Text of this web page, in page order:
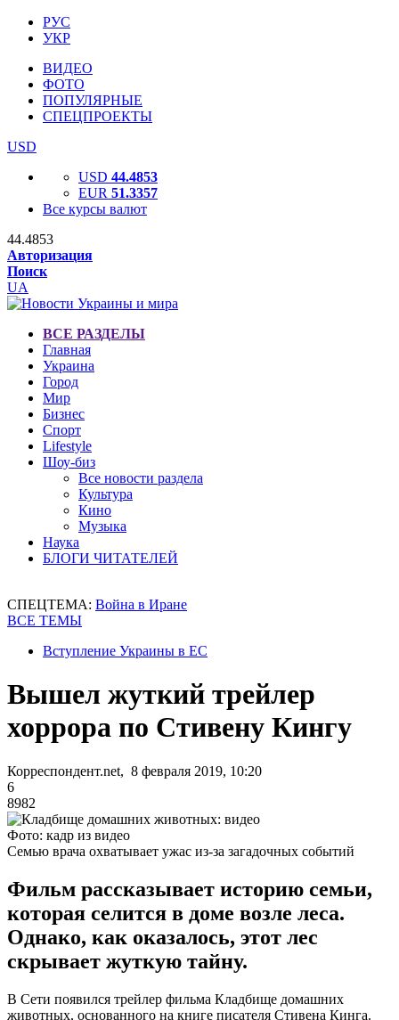
РУС
УКР
ВИДЕО
ФОТО
ПОПУЛЯРНЫЕ
СПЕЦПРОЕКТЫ
USD
USD 44.4853
EUR 51.3357
Все курсы валют
44.4853
Авторизация
Поиск
UA
ВСЕ РАЗДЕЛЫ
Главная
Украина
Город
Мир
Бизнес
Спорт
Lifestyle
Шоу-биз
Все новости раздела
Культура
Кино
Музыка
Наука
БЛОГИ ЧИТАТЕЛЕЙ
СПЕЦТЕМА: Война в Иране
ВСЕ ТЕМЫ
Вступление Украины в ЕС
Вышел жуткий трейлер
хоррора по Стивену Кингу
Корреспондент.net, 8 февраля 2019, 10:20
6
8982
Фото: кадр из видео
Семью врача охватывает ужас из-за загадочных событий
Фильм рассказывает историю семьи,
которая селится в доме возле леса.
Однако, как оказалось, этот лес
скрывает жуткую тайну.
В Сети появился трейлер фильма Кладбище домашних
животных, основанного на книге писателя Стивена Кинга.